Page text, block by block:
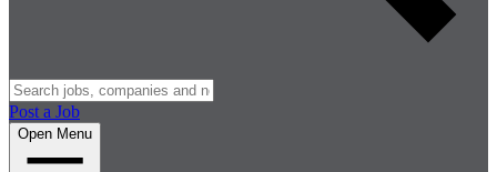
Post a Job
Open Menu